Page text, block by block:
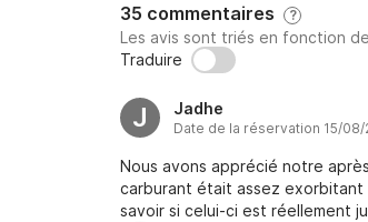
35 commentaires ?
Les avis sont triés en fonction
Traduire
J Jadhe
Date de la réservation 15/
Nous avons apprécié notre
carburant était assez exorbitant
savoir si celui-ci est réellement